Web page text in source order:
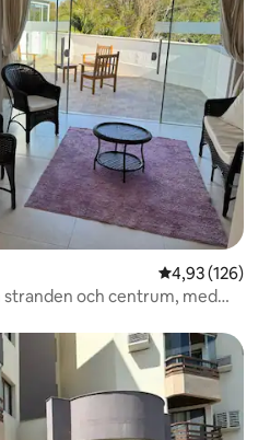
4,93 av 5 i
4,93 (126)
och centrum, med